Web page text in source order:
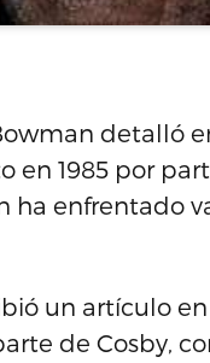
detalló
en 1985 por
ha enfrentado
un artículo en
de Cosby,